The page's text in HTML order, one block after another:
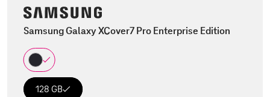
Samsung Galaxy XCover7 Pro Enterprise Edition
128 GB